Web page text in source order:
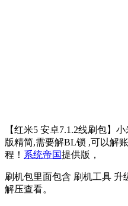
【红米5 安卓7.1.2线刷包】
版精简,需要解BL锁 ,可以解
程！ 系统帝国提供版，
刷机包里面包含 刷机工具 升
解压查看。